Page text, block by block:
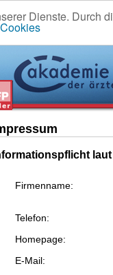
Dienste. Durch
Firmenname:
Telefon:
Homepage:
E-Mail: